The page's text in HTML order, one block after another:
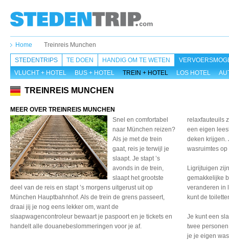
Home Treinreis Munchen
STEDENTRIPS TE DOEN HANDIG OM TE WETEN
VLUCHT + HOTEL
BUS + HOTEL TREIN + HOTEL LOS HOTEL
TREINREIS MUNCHEN
MEER OVER TREINREIS MUNCHEN
Snel en comfortabel
naar München reizen?
Als je met de trein
gaat, reis je terwijl je
slaapt. Je stapt ’s
avonds in de trein,
slaapt het grootste
deel van de reis en stapt ’s morgens uitgerust uit op
München Hauptbahnhof. Als de trein de grens passeert,
draai jij je nog eens lekker om, want de
slaapwagencontroleur bewaart je paspoort en je tickets en
handelt alle douanebeslommeringen voor je af.
relaxfauteuils
een eigen
deken krijgen.
wasruimtes
Ligrijtuigen
gemakkelijke
veranderen in
kunt de
Je kunt een
twee
je je eigen